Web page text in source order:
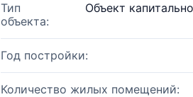
Тип
объекта:
Объект
Год постройки:
Количество жилых помещений: